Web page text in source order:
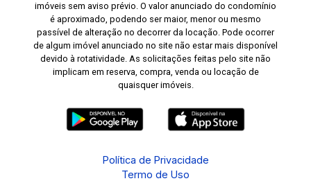
imóveis sem aviso prévio. O valor anunciado do condomínio
é aproximado, podendo ser maior, menor ou mesmo
passível de alteração no decorrer da locação. Pode ocorrer
de algum imóvel anunciado no site não estar mais disponível
devido à rotatividade. As solicitações feitas pelo site não
implicam em reserva, compra, venda ou locação de
quaisquer imóveis.
Política de Privacidade
Termo de Uso